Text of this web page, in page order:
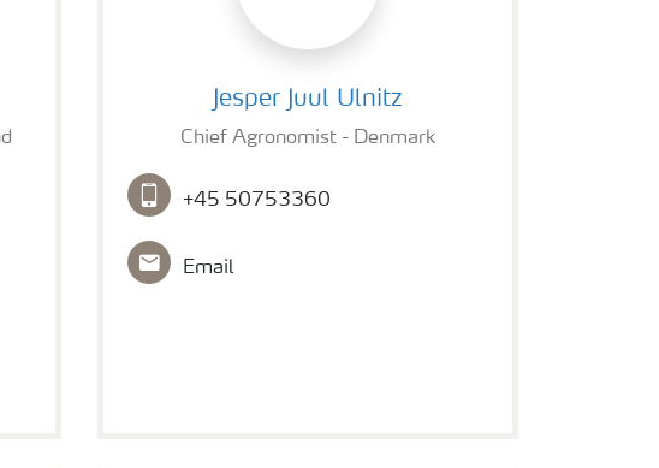
Jesper Juul Ulnitz
Chief Agronomist - Denmark
+45 50753360
Email